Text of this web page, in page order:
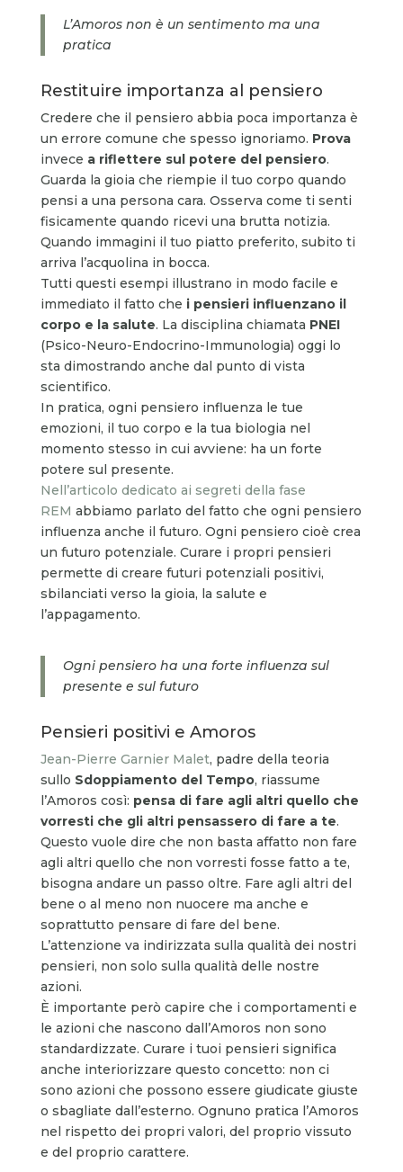
L’Amoros non è un sentimento ma una
pratica
Restituire importanza al pensiero
Credere che il pensiero abbia poca importanza è
un errore comune che spesso ignoriamo. Prova
invece a riflettere sul potere del pensiero.
Guarda la gioia che riempie il tuo corpo quando
pensi a una persona cara. Osserva come ti senti
fisicamente quando ricevi una brutta notizia.
Quando immagini il tuo piatto preferito, subito ti
arriva l’acquolina in bocca.
Tutti questi esempi illustrano in modo facile e
immediato il fatto che i pensieri influenzano il
corpo e la salute. La disciplina chiamata PNEI
(Psico-Neuro-Endocrino-Immunologia) oggi lo
sta dimostrando anche dal punto di vista
scientifico.
In pratica, ogni pensiero influenza le tue
emozioni, il tuo corpo e la tua biologia nel
momento stesso in cui avviene: ha un forte
potere sul presente.
Nell’articolo dedicato ai segreti della fase
REM abbiamo parlato del fatto che ogni pensiero
influenza anche il futuro. Ogni pensiero cioè crea
un futuro potenziale. Curare i propri pensieri
permette di creare futuri potenziali positivi,
sbilanciati verso la gioia, la salute e
l’appagamento.
Ogni pensiero ha una forte influenza sul
presente e sul futuro
Pensieri positivi e Amoros
Jean-Pierre Garnier Malet, padre della teoria
sullo Sdoppiamento del Tempo, riassume
l’Amoros così: pensa di fare agli altri quello che
vorresti che gli altri pensassero di fare a te.
Questo vuole dire che non basta affatto non fare
agli altri quello che non vorresti fosse fatto a te,
bisogna andare un passo oltre. Fare agli altri del
bene o al meno non nuocere ma anche e
soprattutto pensare di fare del bene.
L’attenzione va indirizzata sulla qualità dei nostri
pensieri, non solo sulla qualità delle nostre
azioni.
È importante però capire che i comportamenti e
le azioni che nascono dall’Amoros non sono
standardizzate. Curare i tuoi pensieri significa
anche interiorizzare questo concetto: non ci
sono azioni che possono essere giudicate giuste
o sbagliate dall’esterno. Ognuno pratica l’Amoros
nel rispetto dei propri valori, del proprio vissuto
e del proprio carattere.